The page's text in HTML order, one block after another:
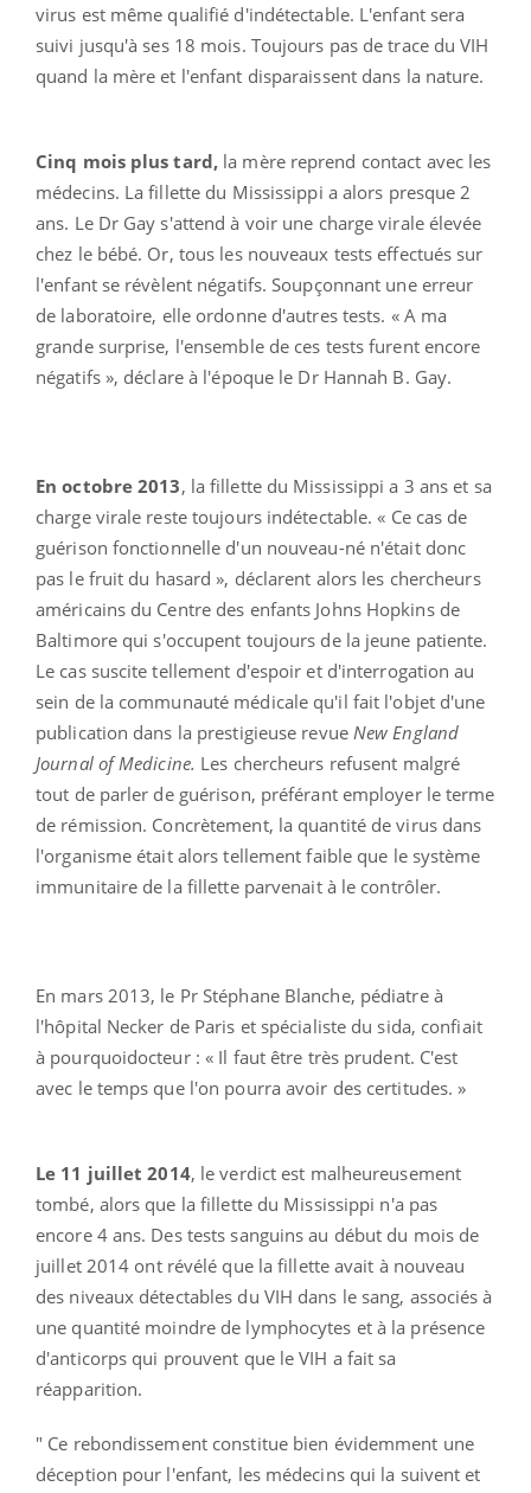
virus est même qualifié d'indétectable. L'enfant sera
suivi jusqu'à ses 18 mois. Toujours pas de trace du VIH
quand la mère et l'enfant disparaissent dans la nature.
Cinq mois plus tard, la mère reprend contact avec les
médecins. La fillette du Mississippi a alors presque 2
ans. Le Dr Gay s'attend à voir une charge virale élevée
chez le bébé. Or, tous les nouveaux tests effectués sur
l'enfant se révèlent négatifs. Soupçonnant une erreur
de laboratoire, elle ordonne d'autres tests. « A ma
grande surprise, l'ensemble de ces tests furent encore
négatifs », déclare à l'époque le Dr Hannah B. Gay.
En octobre 2013, la fillette du Mississippi a 3 ans et sa
charge virale reste toujours indétectable. « Ce cas de
guérison fonctionnelle d'un nouveau-né n'était donc
pas le fruit du hasard », déclarent alors les chercheurs
américains du Centre des enfants Johns Hopkins de
Baltimore qui s'occupent toujours de la jeune patiente.
Le cas suscite tellement d'espoir et d'interrogation au
sein de la communauté médicale qu'il fait l'objet d'une
publication dans la prestigieuse revue New England
Journal of Medicine. Les chercheurs refusent malgré
tout de parler de guérison, préférant employer le terme
de rémission. Concrètement, la quantité de virus dans
l'organisme était alors tellement faible que le système
immunitaire de la fillette parvenait à le contrôler.
En mars 2013, le Pr Stéphane Blanche, pédiatre à
l'hôpital Necker de Paris et spécialiste du sida, confiait
à pourquoidocteur : « Il faut être très prudent. C'est
avec le temps que l'on pourra avoir des certitudes. »
Le 11 juillet 2014, le verdict est malheureusement
tombé, alors que la fillette du Mississippi n'a pas
encore 4 ans. Des tests sanguins au début du mois de
juillet 2014 ont révélé que la fillette avait à nouveau
des niveaux détectables du VIH dans le sang, associés à
une quantité moindre de lymphocytes et à la présence
d'anticorps qui prouvent que le VIH a fait sa
réapparition.
" Ce rebondissement constitue bien évidemment une
déception pour l'enfant, les médecins qui la suivent et